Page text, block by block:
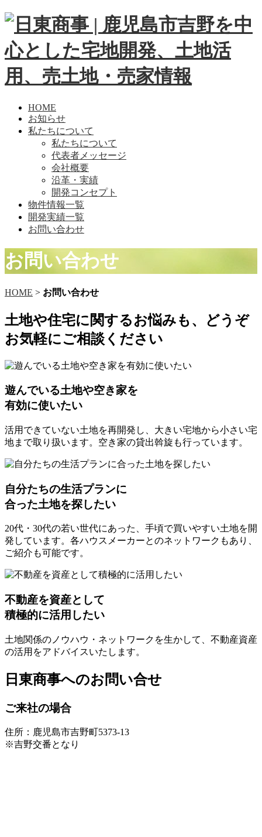
HOME
お知らせ
私たちについて
私たちについて
代表者メッセージ
会社概要
沿革・実績
開発コンセプト
物件情報一覧
開発実績一覧
お問い合わせ
お問い合わせ
HOME > お問い合わせ
土地や住宅に関するお悩みも、どうぞ
お気軽にご相談ください
遊んでいる土地や空き家を
有効に使いたい
活用できていない土地を再開発し、大きい宅地から小さい宅
地まで取り扱います。空き家の貸出斡旋も行っています。
自分たちの生活プランに
合った土地を探したい
20代・30代の若い世代にあった、手頃で買いやすい土地を開
発しています。各ハウスメーカーとのネットワークもあり、
ご紹介も可能です。
不動産を資産として
積極的に活用したい
土地関係のノウハウ・ネットワークを生かして、不動産資産
の活用をアドバイスいたします。
日東商事へのお問い合せ
ご来社の場合
住所：鹿児島市吉野町5373-13
※吉野交番となり